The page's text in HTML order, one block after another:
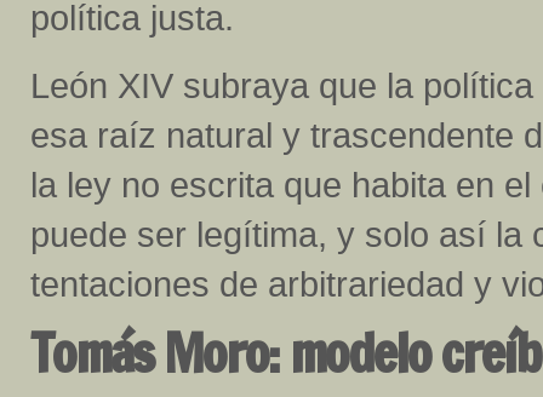
política justa.
León XIV subraya que la
esa raíz natural y trascendente
la ley no escrita que habita en
puede ser legítima, y solo así la
tentaciones de arbitrariedad y
Tomás Moro: modelo